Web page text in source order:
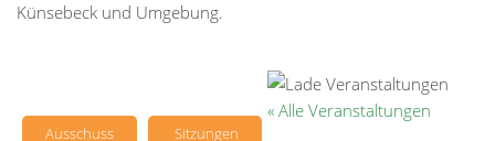
Künsebeck und Umgebung.
Ausschuss
Sitzungen
« Alle Veranstaltungen